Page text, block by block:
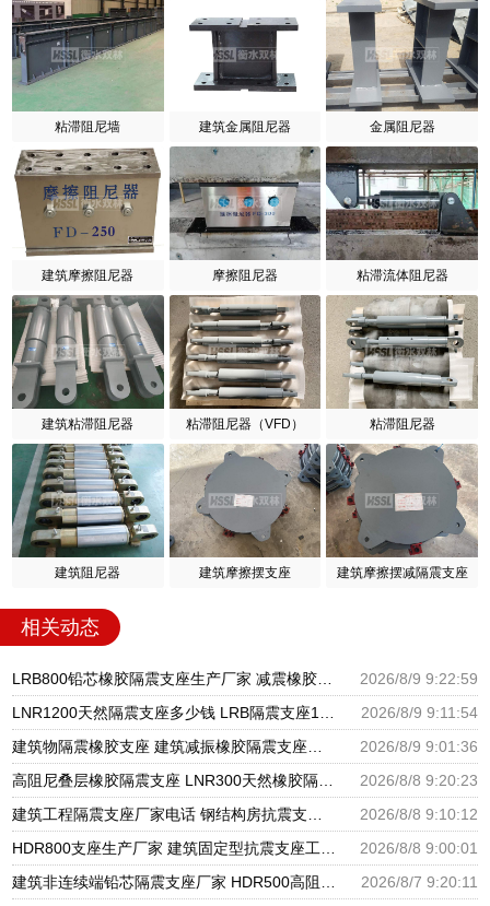
粘滞阻尼墙 建筑金属阻尼器 金属阻尼器
建筑摩擦阻尼器 摩擦阻尼器 粘滞流体阻尼器
建筑粘滞阻尼器 粘滞阻尼器（VFD） 粘滞阻尼器
建筑阻尼器 建筑摩擦摆支座 建筑摩擦摆减隔震支座
相关动态
2026/8/9 9:22:59
2026/8/9 9:11:54
2026/8/9 9:01:36
2026/8/8 9:20:23
2026/8/8 9:10:12
2026/8/8 9:00:01
2026/8/7 9:20:11